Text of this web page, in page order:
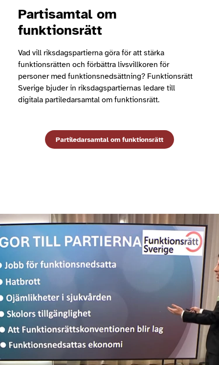
Partisamtal om
funktionsrätt
Vad vill riksdagspartierna göra för att stärka
funktionsrätten och förbättra livsvillkoren för
personer med funktionsnedsättning? Funktionsrätt
Sverige bjuder in riksdagspartiernas ledare till
digitala partiledarsamtal om funktionsrätt.
Partiledarsamtal om funktionsrätt